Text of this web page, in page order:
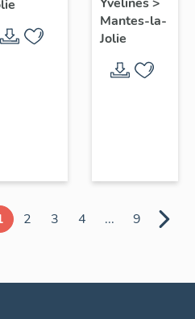
Mantes-la-
Jolie
2 3 4 ... 9